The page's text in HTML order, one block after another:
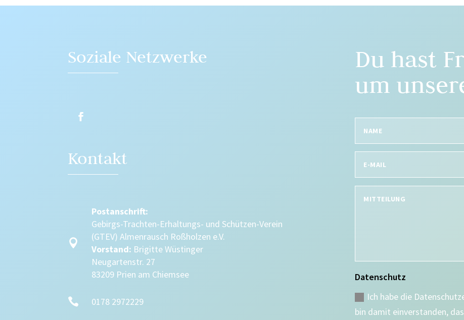
Soziale Netzwerke
Kontakt

Postanschrift:
Gebirgs-Trachten-Erhaltungs- und Schützen-Verein
(GTEV) Almenrausch Roßholzen e.V.
Vorstand: Brigitte Wüstinger
Neugartenstr. 27
83209 Prien am Chiemsee
 0178 2972229
Du hast
um
Datenschutz
Ich habe die
bin damit einverstanden,